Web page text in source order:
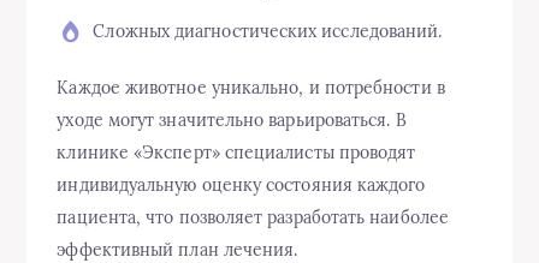
Сложных диагностических исследований.
Каждое животное уникально, и потребности в
уходе могут значительно варьироваться. В
клинике «Эксперт» специалисты проводят
индивидуальную оценку состояния каждого
пациента, что позволяет разработать наиболее
эффективный план лечения.